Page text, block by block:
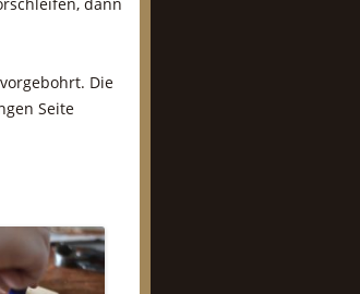
Die
Seite